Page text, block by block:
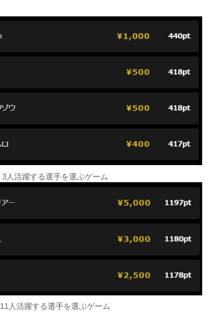
3人活躍する選手を選ぶゲーム
11人活躍する選手を選ぶゲーム